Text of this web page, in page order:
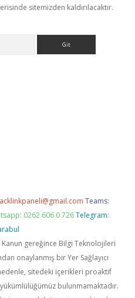
sitemizden kaldırılacaktır.
Teams:
0262 606 0 726 Telegram:
Kanun gereğince Bilgi Teknolojileri
onaylanmış bir Yer Sağlayıcı
sitedeki içerikleri proaktif
bulunmamaktadır.